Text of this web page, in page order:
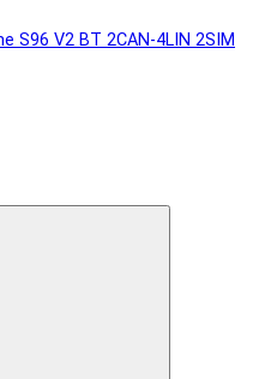
S96 V2 BT 2CAN-4LIN 2SIM